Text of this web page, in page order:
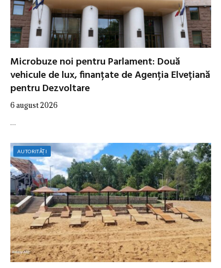
Microbuze noi pentru Parlament: Două
vehicule de lux, finanțate de Agenția Elvețiană
pentru Dezvoltare
6 august 2026
…
AUTORITĂȚI